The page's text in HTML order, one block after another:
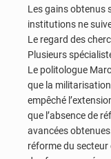
Les gains obtenus
institutions ne
Le regard des
Plusieurs
Le politologue
que la
empêché
que l’absence de
avancées
réforme du